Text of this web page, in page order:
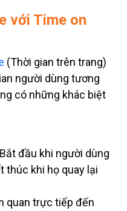
với Time on
(Thời gian trên trang)
người dùng tương
có những khác biệt
Bắt đầu khi người dùng
thúc khi họ quay lại
quan trực tiếp đến